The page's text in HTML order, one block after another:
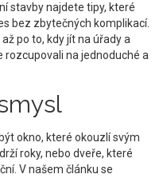
stavby najdete tipy, které
bez zbytečných komplikací.
po to, kdy jít na úřady a
na jednoduché a
okno, které okouzlí svým
roky, nebo dveře, které
V našem článku se